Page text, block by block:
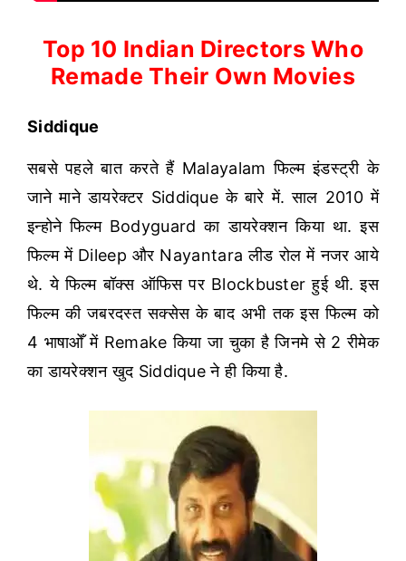
Top 10 Indian Directors Who
Remade Their Own Movies
Siddique
सबसे पहले बात करते हैं Malayalam फिल्म इंडस्ट्री के
जाने माने डायरेक्टर Siddique के बारे में. साल 2010 में
इन्होने फिल्म Bodyguard का डायरेक्शन किया था. इस
फिल्म में Dileep और Nayantara लीड रोल में नजर आये
थे.ये फिल्म बॉक्स ऑफिस पर Blockbuster हुई थी. इस
फिल्म की जबरदस्त सक्सेस के बाद अभी तक इस फिल्म को
4 भाषाओँ में Remake किया जा चुका है जिनमे से 2 रीमेक
का डायरेक्शन खुद Siddique ने ही किया है.